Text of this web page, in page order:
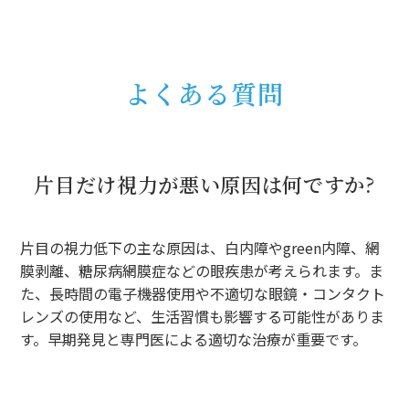
よくある質問
片目だけ視力が悪い原因は何ですか?
片目の視力低下の主な原因は、白内障やgreen内障、網
膜剥離、糖尿病網膜症などの眼疾患が考えられます。ま
た、長時間の電子機器使用や不適切な眼鏡・コンタクト
レンズの使用など、生活習慣も影響する可能性がありま
す。早期発見と専門医による適切な治療が重要です。